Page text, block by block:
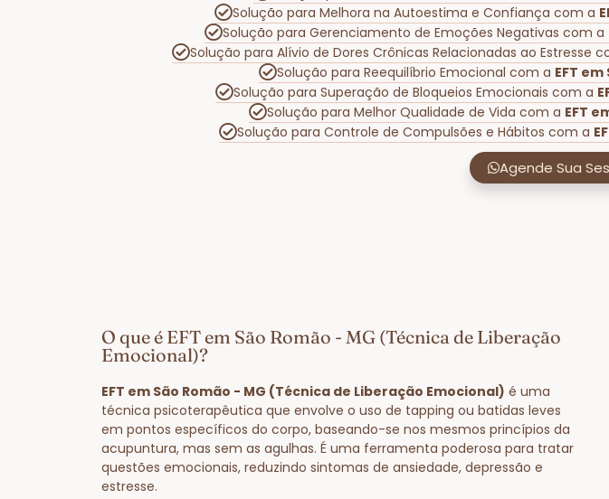
Solução para Melhora na Autoestima e Confiança com a
Solução para Gerenciamento de Emoções Negativas com a
Solução para Alívio de Dores Crônicas Relacionadas ao Estresse
Solução para Reequilíbrio Emocional com a EFT
Solução para Superação de Bloqueios Emocionais com a
Solução para Melhor Qualidade de Vida com a EFT
Solução para Controle de Compulsões e Hábitos com a
Agende Sua
O que é EFT em São Romão - MG (Técnica de Liberação
Emocional)?
EFT em São Romão - MG (Técnica de Liberação Emocional) é uma
técnica psicoterapêutica que envolve o uso de tapping ou batidas leves
em pontos específicos do corpo, baseando-se nos mesmos princípios da
acupuntura, mas sem as agulhas. É uma ferramenta poderosa para tratar
questões emocionais, reduzindo sintomas de ansiedade, depressão e
estresse.